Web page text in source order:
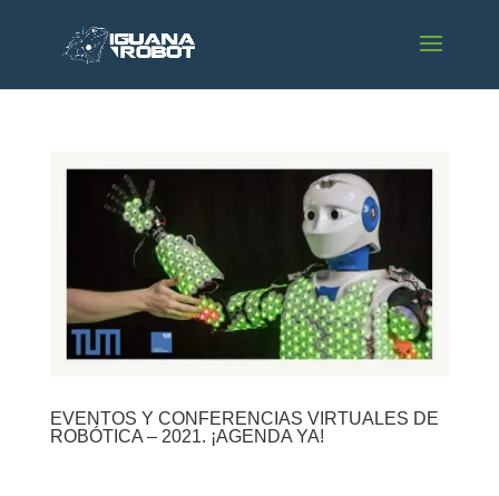
EVENTOS Y CONFERENCIAS VIRTUALES DE
ROBÓTICA – 2021. ¡AGENDA YA!